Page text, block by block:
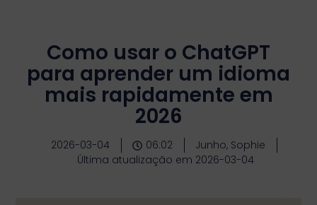
Como usar o ChatGPT
para aprender um idioma
mais rapidamente em
2026
2026-03-04 06:02
Junho, Sophie
Última atualização em 2026-03-04